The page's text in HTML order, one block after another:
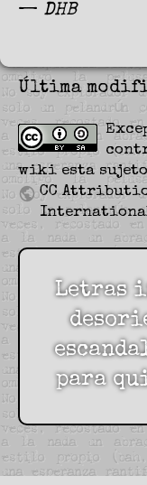
— DHB
Última
wiki esta
CC
Letras
para